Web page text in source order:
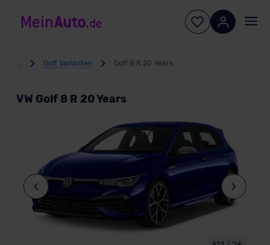
Golf Varianten Golf 8 R 20 Years
VW Golf 8 R 20 Years